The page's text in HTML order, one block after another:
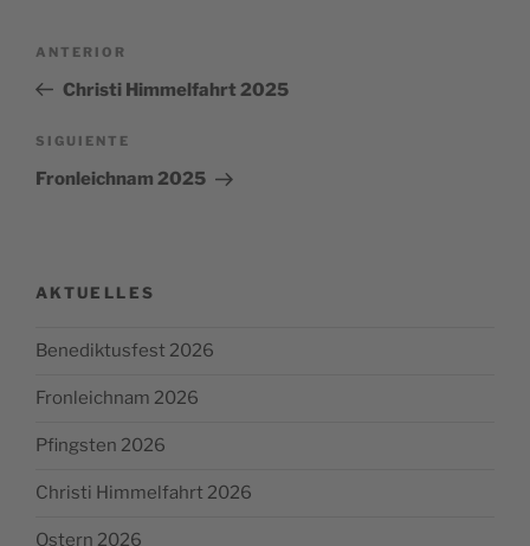
entradas
Entrada
anterior:
ANTERIOR
Christi Himmelfahrt 2025
Siguiente
entrada
SIGUIENTE
Fronleichnam 2025
AKTUELLES
Benediktusfest 2026
Fronleichnam 2026
Pfingsten 2026
Christi Himmelfahrt 2026
Ostern 2026